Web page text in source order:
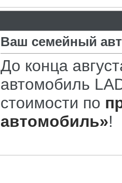
Ваш семейный
До конца
автомобиль
стоимости по
автомобиль»!